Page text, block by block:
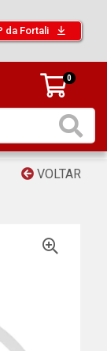
da Fortali
0
VOLTAR